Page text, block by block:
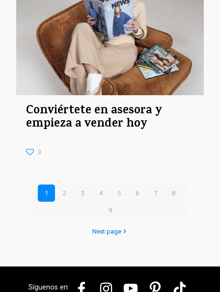
Conviértete en asesora y
empieza a vender hoy
3
1 2 3 4 5 6 7 8
9
Next page
Síguenos en: